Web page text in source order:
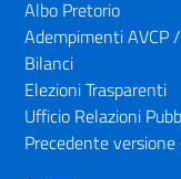
Albo Pretorio
Adempimenti AVCP
Bilanci
Elezioni Trasparenti
Ufficio Relazioni
Precedente